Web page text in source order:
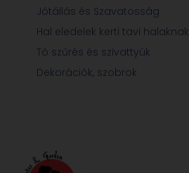
Jótállás és Szavatosság
Hal eledelek kerti tavi halaknak
Tó szűrés és szivattyúk
Dekorációk, szobrok